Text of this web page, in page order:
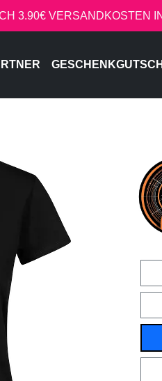
3.90€ VERSANDKOSTEN